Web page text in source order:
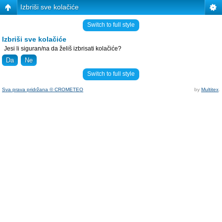
Izbriši sve kolačiće
Switch to full style
Izbriši sve kolačiće
Jesi li siguran/na da želiš izbrisati kolačiće?
Switch to full style
Sva prava pridržana © CROMETEO by Multitex